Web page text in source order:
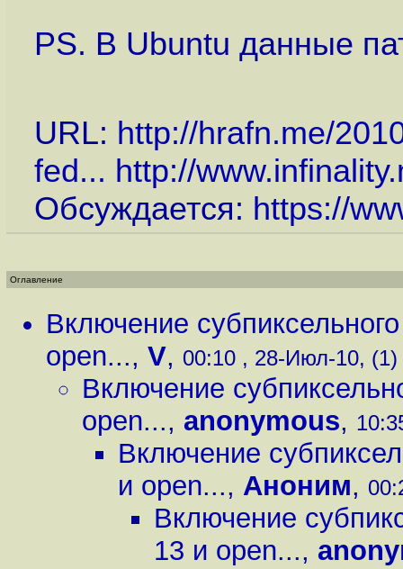
PS. В Ubuntu данные
URL: http://hrafn.me/
fed... http://
Обсуждается: https://
Оглавление
Включение
open..., V, 00:10 , 28-Июл-10, (1)
Включение
open..., anonymous,
Включение
и open..., Аноним,
Включение
13 и open...,